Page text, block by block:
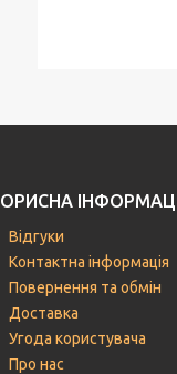
Відгуки
Контактна інформація
Повернення та обмін
Доставка
Угода користувача
Про нас